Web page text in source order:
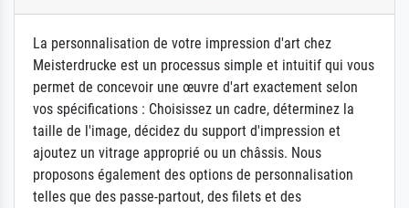
La personnalisation de votre impression d'art chez
Meisterdrucke est un processus simple et intuitif qui vous
permet de concevoir une œuvre d'art exactement selon
vos spécifications : Choisissez un cadre, déterminez la
taille de l'image, décidez du support d'impression et
ajoutez un vitrage approprié ou un châssis. Nous
proposons également des options de personnalisation
telles que des passe-partout, des filets et des